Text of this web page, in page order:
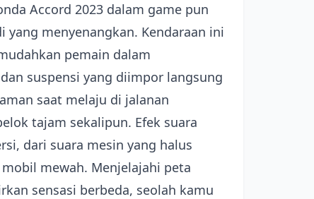
Accord 2023 dalam game pun
menyenangkan. Kendaraan ini
pemain dalam
suspensi yang diimpor langsung
saat melaju di jalanan
tajam sekalipun. Efek suara
dari suara mesin yang halus
mewah. Menjelajahi peta
sensasi berbeda, seolah kamu